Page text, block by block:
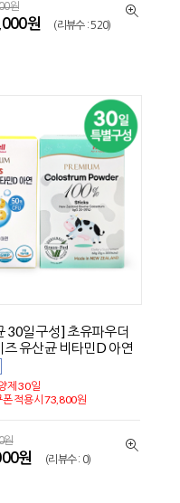
원
원 (리뷰수 : 520)
30일구성] 초유파우더
즈 유산균 비타민D 아연
제 30일
적용시 73,800원
원
원 (리뷰수 : 0)